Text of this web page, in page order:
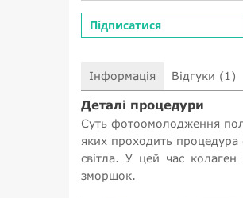
Підписатися
Інформація Відгуки (1)
Деталі процедури
Суть фотоомолодження
яких проходить
світла. У цей час колаген
зморшок.